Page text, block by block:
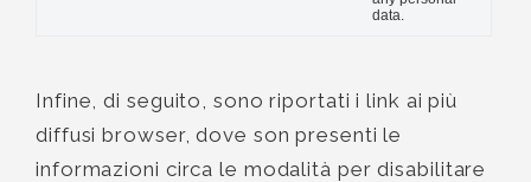
data.
Infine, di seguito, sono riportati i link ai più
diffusi browser, dove son presenti le
informazioni circa le modalità per disabilitare